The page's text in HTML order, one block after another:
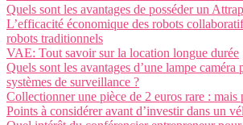
Quels sont les avantages de posséder un
L’efficacité économique des robots
robots traditionnels
VAE: Tout savoir sur la location longue durée
Quels sont les avantages d’une lampe caméra
systèmes de surveillance ?
Collectionner une pièce de 2 euros rare : mais
Points à considérer avant d’investir dans un